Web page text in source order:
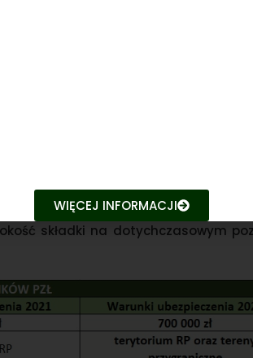
zł do 700 tys. zł na jeden i
włączone tereny
i naruszenie dóbr osobistych (z
w charakterze świadka (w tym m.in.
składki na dotychczasowym
WIĘCEJ INFORMACJI